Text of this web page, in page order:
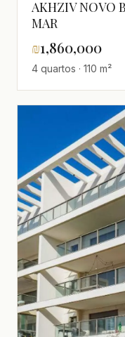
AKHZIV NOVO
MAR
₪1,860,000
4 quartos · 110 m²